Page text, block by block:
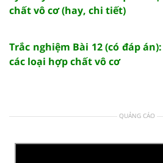
chất vô cơ (hay, chi tiết)
Trắc nghiệm Bài 12 (có đáp
các loại hợp chất vô cơ
QUẢNG CÁO